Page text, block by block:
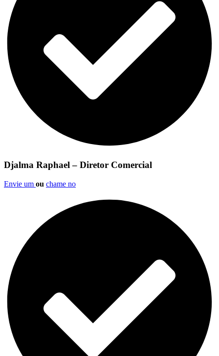
Djalma Raphael – Diretor Comercial
Envie um ou chame no